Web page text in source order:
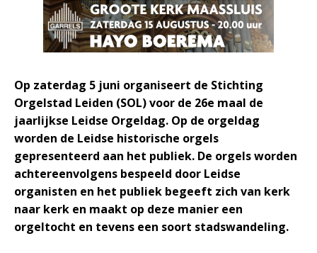
Op zaterdag 5 juni organiseert de Stichting
Orgelstad Leiden (SOL) voor de 26e maal de
jaarlijkse Leidse Orgeldag. Op de orgeldag
worden de Leidse historische orgels
gepresenteerd aan het publiek. De orgels worden
achtereenvolgens bespeeld door Leidse
organisten en het publiek begeeft zich van kerk
naar kerk en maakt op deze manier een
orgeltocht en tevens een soort stadswandeling.